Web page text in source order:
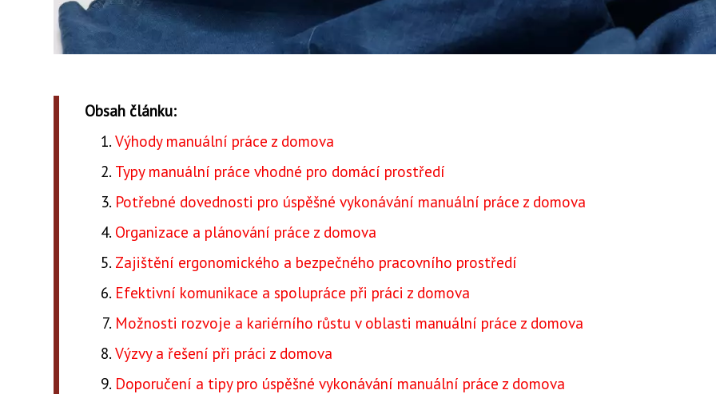
Obsah článku:
Výhody manuální práce z domova
Typy manuální práce vhodné pro domácí prostředí
Potřebné dovednosti pro úspěšné vykonávání manuální práce z domova
Organizace a plánování práce z domova
Zajištění ergonomického a bezpečného pracovního prostředí
Efektivní komunikace a spolupráce při práci z domova
Možnosti rozvoje a kariérního růstu v oblasti manuální práce z domova
Výzvy a řešení při práci z domova
Doporučení a tipy pro úspěšné vykonávání manuální práce z domova